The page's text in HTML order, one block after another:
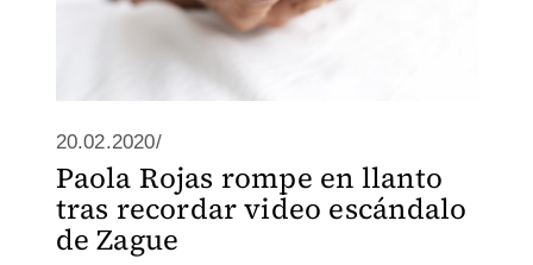
20.02.2020/
Paola Rojas rompe en llanto
tras recordar video escándalo
de Zague